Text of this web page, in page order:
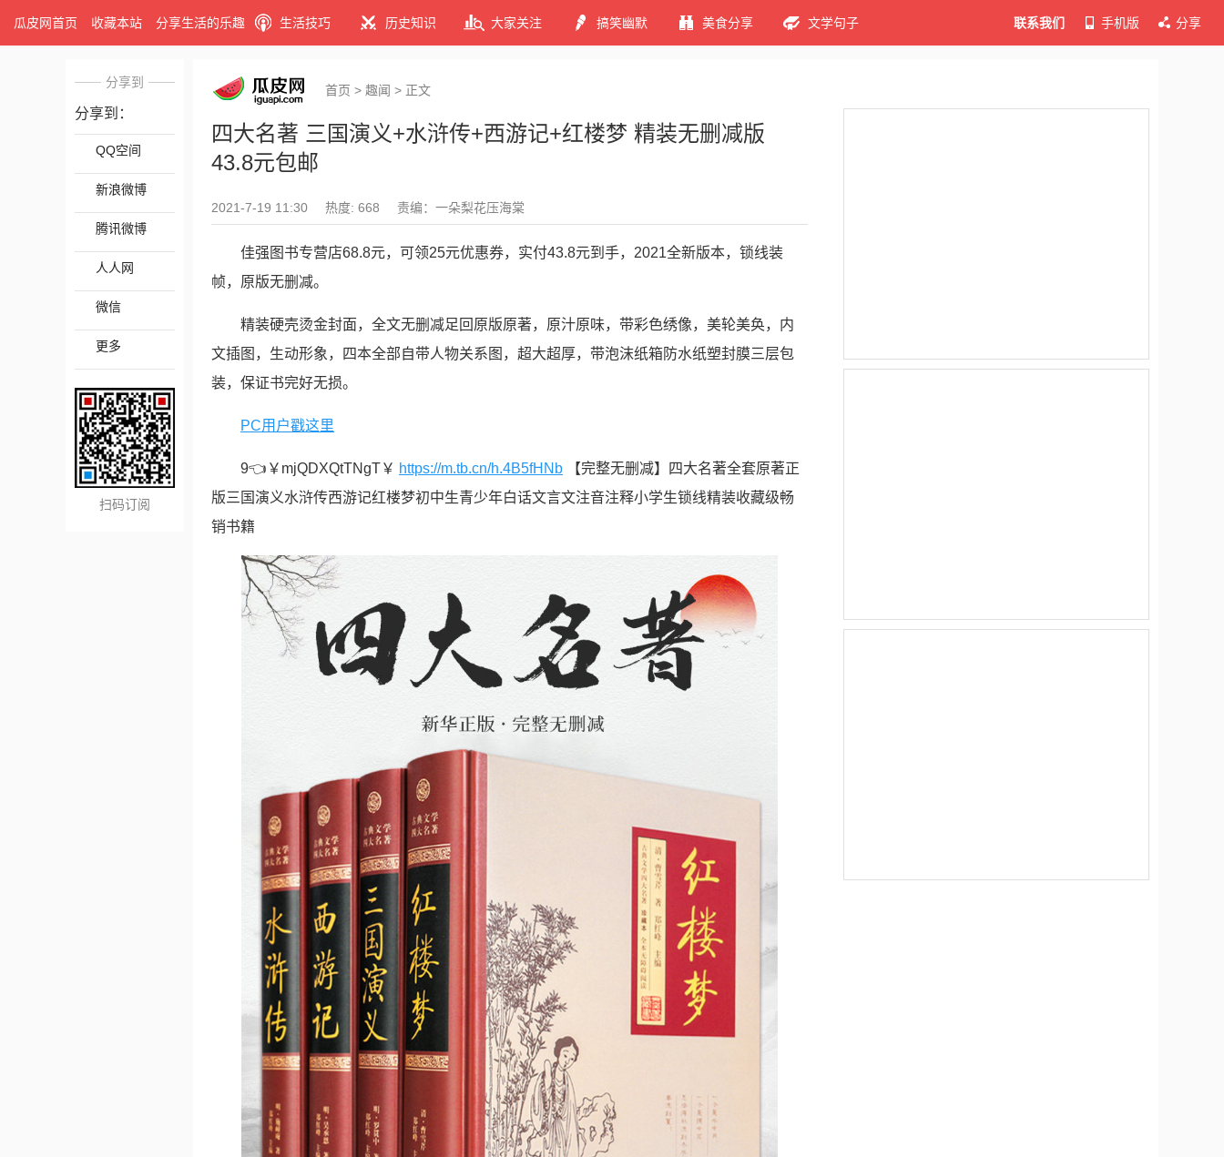
瓜皮网首页 收藏本站 分享生活的乐趣 生活技巧 历史知识 大家关注 搞笑幽默 美食分享 文学句子 联系我们 手机版 分享
分享到
分享到：
QQ空间
新浪微博
腾讯微博
人人网
微信
更多
扫码订阅
首页 > 趣闻 > 正文
四大名著 三国演义+水浒传+西游记+红楼梦 精装无删减版
43.8元包邮
2021-7-19 11:30 热度: 668 责编：一朵梨花压海棠
佳强图书专营店68.8元，可领25元优惠券，实付43.8元到手，2021全新版本，锁线装
帧，原版无删减。
精装硬壳烫金封面，全文无删减足回原版原著，原汁原味，带彩色绣像，美轮美奂，内
文插图，生动形象，四本全部自带人物关系图，超大超厚，带泡沫纸箱防水纸塑封膜三层包
装，保证书完好无损。
PC用户戳这里
9👈￥mjQDXQtTNgT￥ https://m.tb.cn/h.4B5fHNb 【完整无删减】四大名著全套原著正
版三国演义水浒传西游记红楼梦初中生青少年白话文言文注音注释小学生锁线精装收藏级畅
销书籍